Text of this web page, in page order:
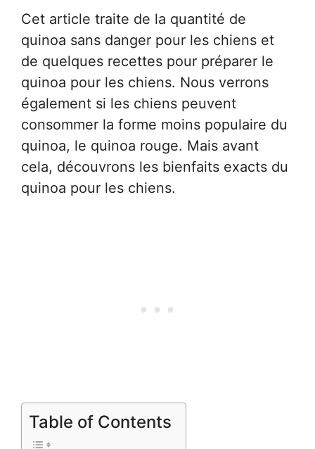
Cet article traite de la quantité de
quinoa sans danger pour les chiens et
de quelques recettes pour préparer le
quinoa pour les chiens. Nous verrons
également si les chiens peuvent
consommer la forme moins populaire du
quinoa, le quinoa rouge. Mais avant
cela, découvrons les bienfaits exacts du
quinoa pour les chiens.
Table of Contents